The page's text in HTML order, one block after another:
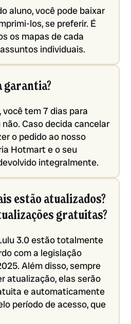
aluno, você pode baixar
los, se preferir. É
os mapas de cada
individuais.
garantia?
você tem 7 dias para
Caso decida cancelar
o pedido ao nosso
Hotmart e o seu
integralmente.
estão atualizados?
gratuitas?
3.0 estão totalmente
com a legislação
Além disso, sempre
atualização, elas serão
e automaticamente
período de acesso, que